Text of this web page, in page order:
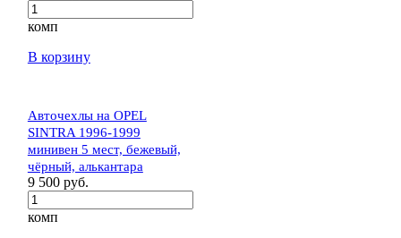
комп
В корзину
Авточехлы на OPEL
SINTRA 1996-1999
минивен 5 мест, бежевый,
чёрный, алькантара
9 500 руб.
комп